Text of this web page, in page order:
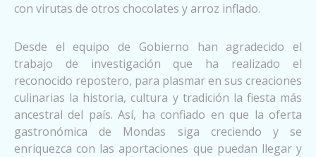
con virutas de otros chocolates y arroz inflado.
Desde el equipo de Gobierno han agradecido el
trabajo de investigación que ha realizado el
reconocido repostero, para plasmar en sus creaciones
culinarias la historia, cultura y tradición la fiesta más
ancestral del país. Así, ha confiado en que la oferta
gastronómica de Mondas siga creciendo y se
enriquezca con las aportaciones que puedan llegar y